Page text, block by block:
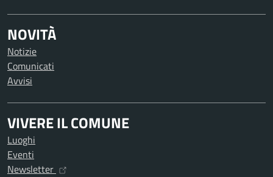
NOVITÀ
Notizie
Comunicati
Avvisi
VIVERE IL COMUNE
Luoghi
Eventi
Newsletter